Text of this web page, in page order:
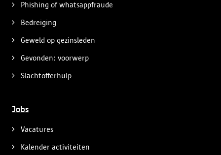
Phishing of whatsappfraude
Bedreiging
Geweld op gezinsleden
Gevonden: voorwerp
Slachtofferhulp
Jobs
Vacatures
Kalender activiteiten